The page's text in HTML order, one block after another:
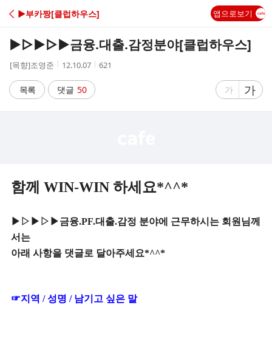
C
A
▶부카짱[클럽하우스] 앱으로보기
▶▷▶▷▶금융.대출.감정분야[클럽하우스]
작
자
[목향]조영준
작
시
간
12.10.07
조
621
목록 댓글 50
글
가
글
자
가
함께 WIN-WIN 하세요*^^*
▶▷▶▷▶금융.PF.대출.감정 분야에 근무하시는 회원님께
서는
아래 사항을 댓글로 달아주세요*^^*
☞지역 / 성명 / 남기고 싶은 말